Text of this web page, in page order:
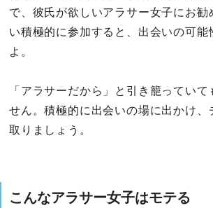
で、彼氏が欲しいアラサー女子にお勧
い積極的に参加すると、出会いの可能
よ。
「アラサーだから」と引き籠っていて
せん。積極的に出会いの場に出かけ、
取りましょう。
こんなアラサー女子はモテる